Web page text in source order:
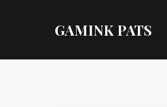
GAMINK PATS